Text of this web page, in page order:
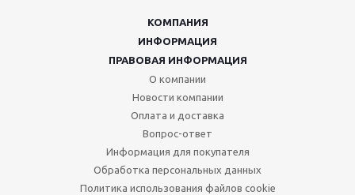
КОМПАНИЯ
ИНФОРМАЦИЯ
ПРАВОВАЯ ИНФОРМАЦИЯ
О компании
Новости компании
Оплата и доставка
Вопрос-ответ
Информация для покупателя
Обработка персональных данных
Политика использования файлов cookie